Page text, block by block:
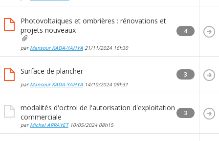
Photovoltaiques et ombrières : rénovations et
projets nouveaux
par Mansour KADA-YAHYA 21/11/2024 16h30
4
Surface de plancher
par Mansour KADA-YAHYA 14/10/2024 09h31
3
modalités d'octroi de l'autorisation d'exploitation
commerciale
par Michel ARRAYET10/05/2024 08h15
3